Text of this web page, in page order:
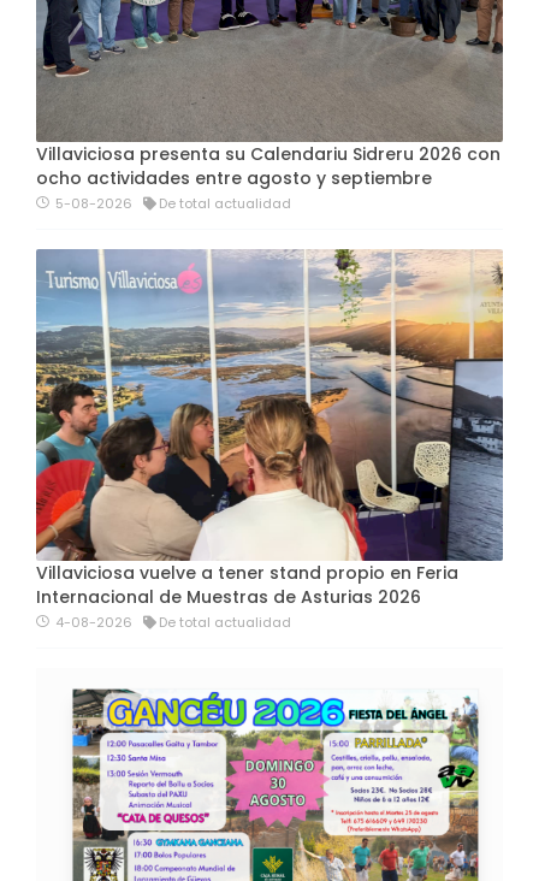
Villaviciosa presenta su Calendariu Sidreru 2026 con
ocho actividades entre agosto y septiembre
5-08-2026 De total actualidad
Villaviciosa vuelve a tener stand propio en Feria
Internacional de Muestras de Asturias 2026
4-08-2026 De total actualidad